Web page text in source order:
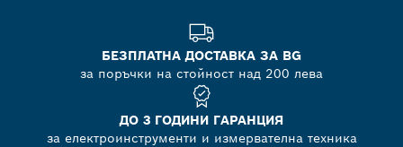
БЕЗПЛАТНА ДОСТАВКА ЗА BG
за поръчки на стойност над 200 лева
ДО 3 ГОДИНИ ГАРАНЦИЯ
за електроинструменти и измервателна техника